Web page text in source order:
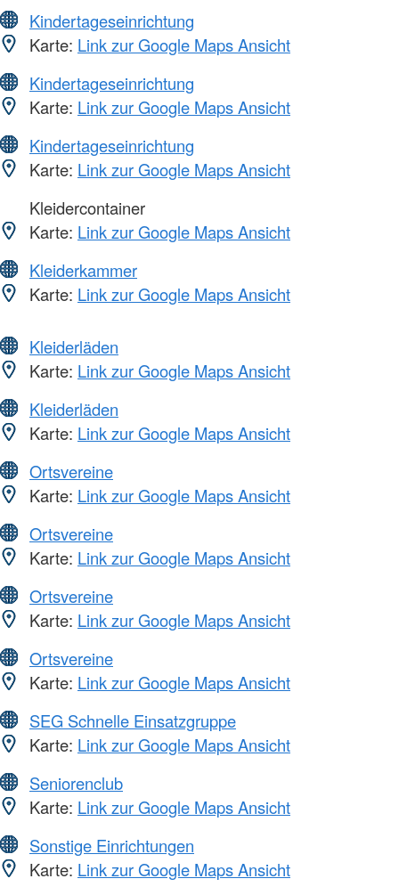
Kindertageseinrichtung
Karte: Link zur Google Maps Ansicht
Kindertageseinrichtung
Karte: Link zur Google Maps Ansicht
Kindertageseinrichtung
Karte: Link zur Google Maps Ansicht
Kleidercontainer
Karte: Link zur Google Maps Ansicht
Kleiderkammer
Karte: Link zur Google Maps Ansicht
Kleiderläden
Karte: Link zur Google Maps Ansicht
Kleiderläden
Karte: Link zur Google Maps Ansicht
Ortsvereine
Karte: Link zur Google Maps Ansicht
Ortsvereine
Karte: Link zur Google Maps Ansicht
Ortsvereine
Karte: Link zur Google Maps Ansicht
Ortsvereine
Karte: Link zur Google Maps Ansicht
SEG Schnelle Einsatzgruppe
Karte: Link zur Google Maps Ansicht
Seniorenclub
Karte: Link zur Google Maps Ansicht
Sonstige Einrichtungen
Karte: Link zur Google Maps Ansicht